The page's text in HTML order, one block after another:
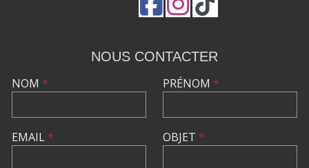
NOUS CONTACTER
NOM *
EMAIL*
PRÉNOM *
OBJET *